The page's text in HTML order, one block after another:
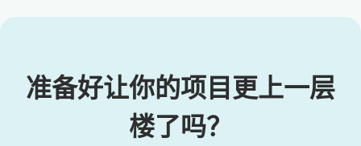
准备好让你的项目更上一层
楼了吗？